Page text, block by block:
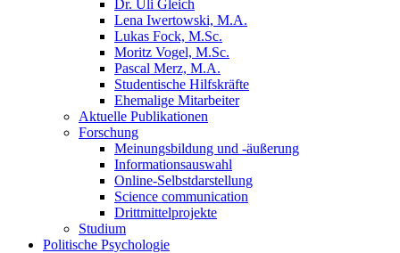
Dr. Uli Gleich
Lena Iwertowski, M.A.
Lukas Fock, M.Sc.
Moritz Vogel, M.Sc.
Pascal Merz, M.A.
Studentische Hilfskräfte
Ehemalige Mitarbeiter
Aktuelle Publikationen
Forschung
Meinungsbildung und -äußerung
Informationsauswahl
Online-Selbstdarstellung
Science communication
Drittmittelprojekte
Studium
Politische Psychologie